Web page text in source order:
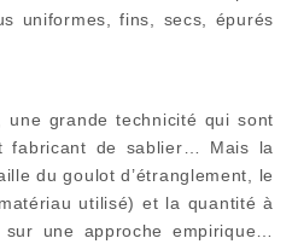
uniformes, fins, secs, épurés
une grande technicité qui sont
fabricant de sablier… Mais la
du goulot d’étranglement, le
utilisé) et la quantité à
une approche empirique…